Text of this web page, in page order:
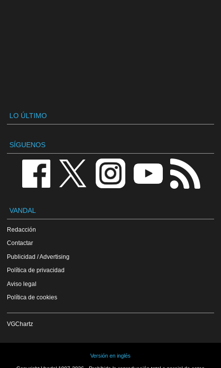
LO ÚLTIMO
SÍGUENOS
VANDAL
Redacción
Contactar
Publicidad / Advertising
Política de privacidad
Aviso legal
Política de cookies
VGChartz
Versión en inglés